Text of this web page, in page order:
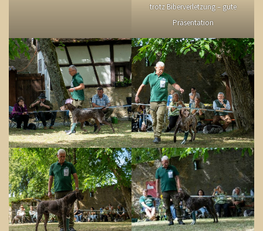
trotz Biberverletzung – gute
Präsentation